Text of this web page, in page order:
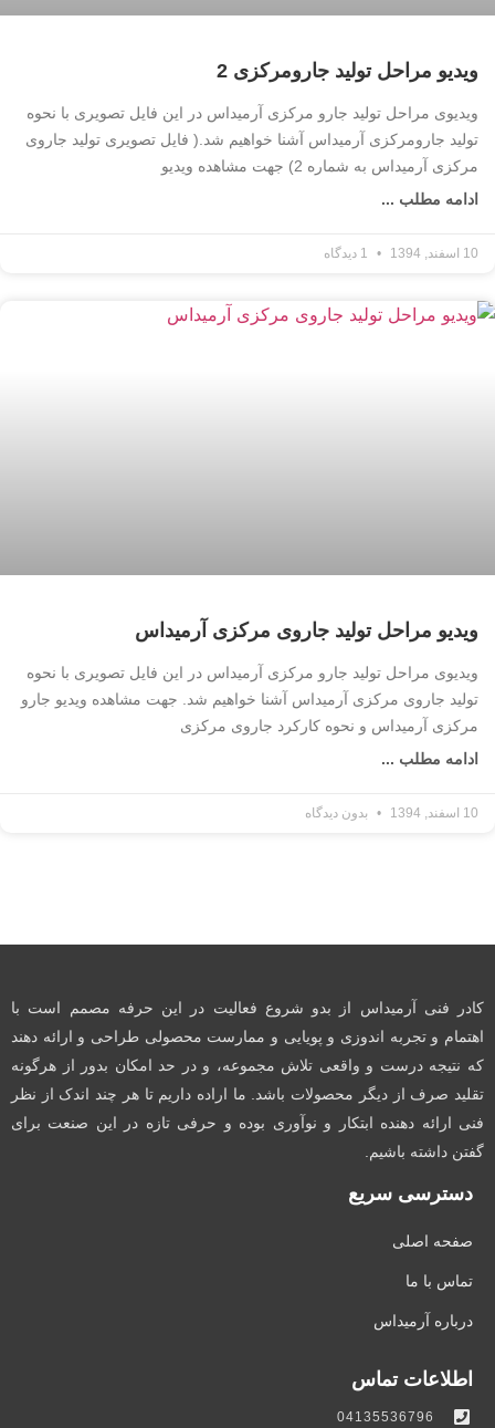
ویدیو مراحل تولید جارومرکزی 2
ویدیوی مراحل تولید جارو مرکزی آرمیداس در این فایل تصویری با نحوه
تولید جارومرکزی آرمیداس آشنا خواهیم شد.( فایل تصویری تولید جاروی
مرکزی آرمیداس به شماره 2) جهت مشاهده ویدیو
ادامه مطلب ...
10 اسفند, 1394
ویدیو مراحل تولید جاروی مرکزی آرمیداس
ویدیوی مراحل تولید جارو مرکزی آرمیداس در این فایل تصویری با نحوه
تولید جاروی مرکزی آرمیداس آشنا خواهیم شد. جهت مشاهده ویدیو جارو
مرکزی آرمیداس و نحوه کارکرد جاروی مرکزی
ادامه مطلب ...
10 اسفند, 1394 بدون دیدگاه
کادر فنی آرمیداس از بدو شروع فعالیت در این حرفه مصمم است با
اهتمام و تجربه اندوزی و پویایی و ممارست محصولی طراحی و ارائه دهند
که نتیجه درست و واقعی تلاش مجموعه، و در حد امکان بدور از هرگونه
تقلید صرف از دیگر محصولات باشد. ما اراده داریم تا هر چند اندک از نظر
فنی ارائه دهنده ابتکار و نوآوری بوده و حرفی تازه در این صنعت برای
گفتن داشته باشیم.
دسترسی سریع
صفحه اصلی
تماس با ما
درباره آرمیداس
اطلاعات تماس
04135536796